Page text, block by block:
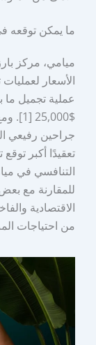
ما يمكن توقعه
ميامي، مركز
الأسعار
جراحين رفيعي
التنافسي في
للمقارنة مع بعض
الاقتصادية
من احتياجات